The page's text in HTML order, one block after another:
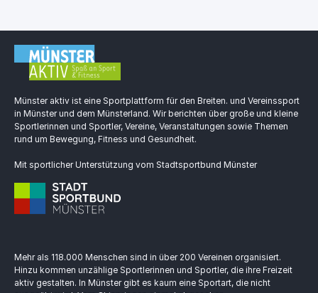
Münster aktiv ist eine Sportplattform für den Breiten. und Vereinssport
in Münster und dem Münsterland. Wir berichten über große und kleine
Sportlerinnen und Sportler, Vereine, Veranstaltungen sowie Themen
rund um Bewegung, Fitness und Gesundheit.
Mit sportlicher Unterstützung vom Stadtsportbund Münster
Mehr als 118.000 Menschen sind in über 200 Vereinen organisiert.
Hinzu kommen unzählige Sportlerinnen und Sportler, die ihre Freizeit
aktiv gestalten. In Münster gibt es kaum eine Sportart, die nicht